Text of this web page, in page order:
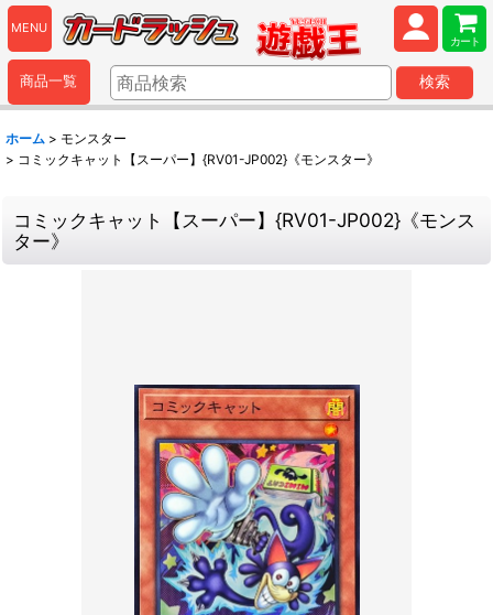
MENU
カート
商品一覧 検索
ホーム > モンスター
> コミックキャット【スーパー】{RV01-JP002}《モンスター》
コミックキャット【スーパー】{RV01-JP002}《モンス
ター》